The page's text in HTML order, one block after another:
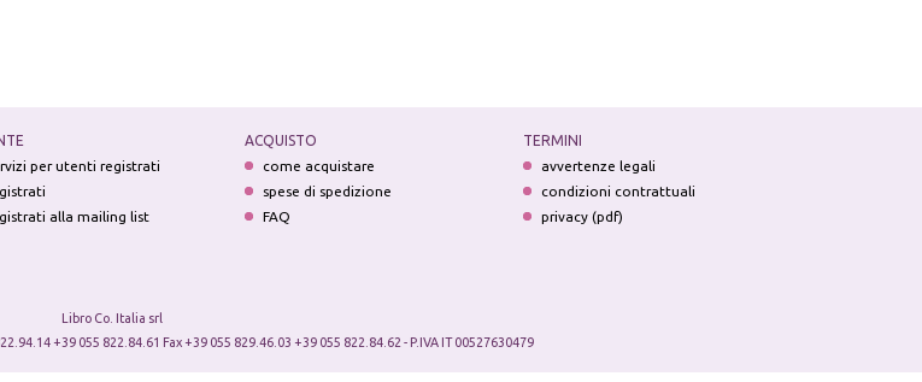
per utenti registrati
alla mailing list
ACQUISTO
come acquistare
spese di spedizione
FAQ
TERMINI
avvertenze legali
condizioni contrattuali
privacy (pdf)
Libro Co. Italia srl
+39 055 822.84.61 Fax +39 055 829.46.03 +39 055 822.84.62 - P.IVA IT 00527630479